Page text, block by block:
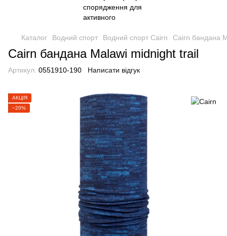
Каталог Водний спорт Водний спорт Cairn Cairn бандана
Cairn бандана Malawi midnight trail
Артикул: 0551910-190 Написати відгук
АКЦІЯ
−20%